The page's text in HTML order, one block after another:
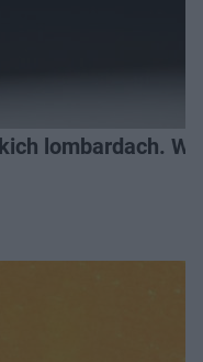
lombardach.